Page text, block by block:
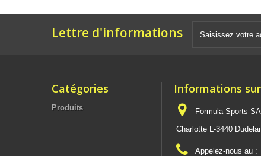
Lettre d'informations
Catégories
Produits
Informations
Formula Sports
Charlotte L-3440
Appelez-nous au :